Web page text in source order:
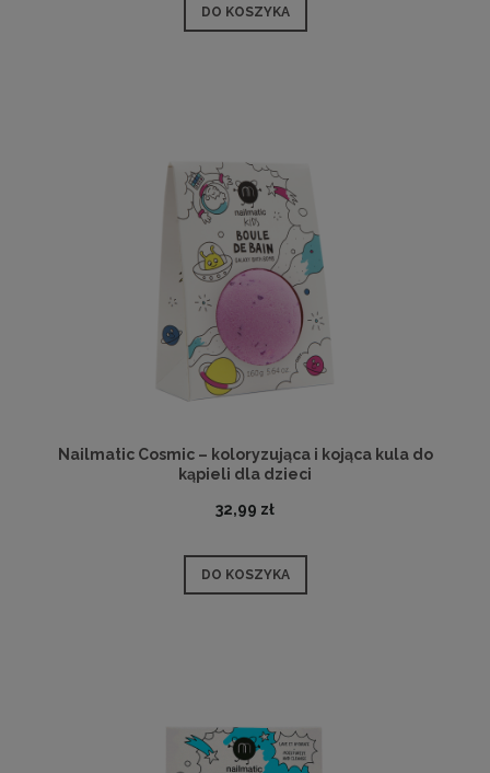
DO KOSZYKA
Nailmatic Cosmic – koloryzująca i kojąca kula do
kąpieli dla dzieci
32,99 zł
DO KOSZYKA